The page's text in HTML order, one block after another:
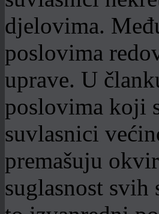
djelovima.
poslovima
uprave. U
poslovima koji
suvlasnici
premašuju
suglasnost